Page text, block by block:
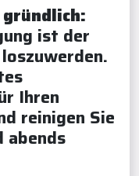
ist der
Ihren
reinigen Sie
abends